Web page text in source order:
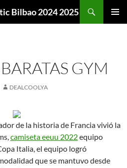
Bilbao 2024 2025
GYM
DEALCOOLYA
de la historia de Francia vivió la
camiseta eeuu 2022equipo
Italia, el equipo logró
que se mantuvo desde